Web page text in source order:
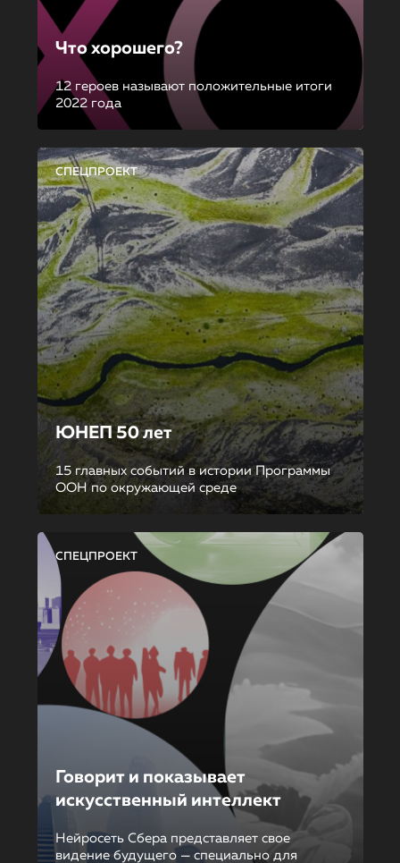
Что хорошего?
12 героев называют положительные итоги
2022 года
СПЕЦПРОЕКТ
ЮНЕП 50 лет
15 главных событий в истории Программы
ООН по окружающей среде
СПЕЦПРОЕКТ
Говорит и показывает
искусственный интеллект
Нейросеть Сбера представляет свое
видение будущего — специально для